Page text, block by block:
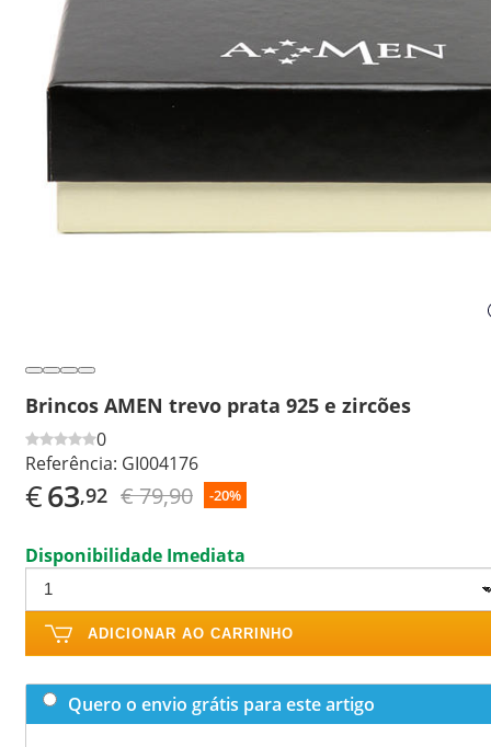
Brincos AMEN trevo prata 925 e zircões
0
Referência: GI004176
€63,92 € 79,90 -20%
Disponibilidade Imediata
ADICIONAR AO CARRINHO
Quero o envio grátis para este artigo